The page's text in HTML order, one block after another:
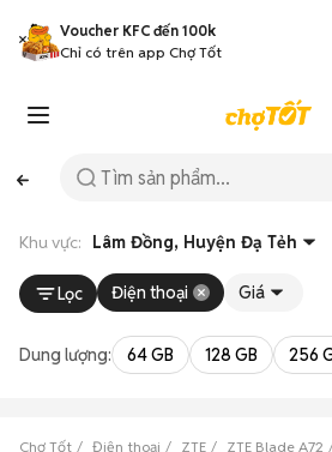
Voucher KFC đến 100k
Chỉ có trên app Chợ Tốt
Khu vực: Lâm Đồng, Huyện Đạ Tẻh
Lọc Điện thoại Giá
Dung lượng: 64 GB 128 GB 256
Chợ Tốt Điện thoại ZTE ZTE Blade A72